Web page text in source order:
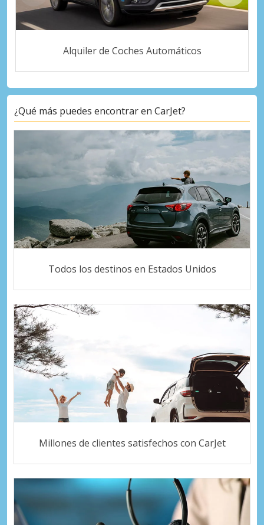
Alquiler de Coches Automáticos
¿Qué más puedes encontrar en CarJet?
Todos los destinos en Estados Unidos
Millones de clientes satisfechos con CarJet